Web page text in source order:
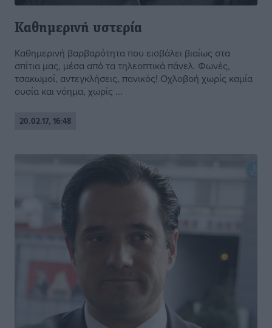
Καθημερινή υστερία
Καθημερινή βαρβαρότητα που εισβάλει βιαίως στα
σπίτια μας, μέσα από τα τηλεοπτικά πάνελ. Φωνές,
τσακωμοί, αντεγκλήσεις, πανικός! Οχλοβοή χωρίς καμία
ουσία και νόημα, χωρίς ...
20.02.17, 16:48